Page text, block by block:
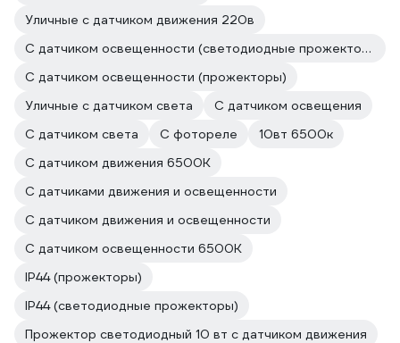
Уличные с датчиком движения 220в
С датчиком освещенности (светодиодные прожекторы)
С датчиком освещенности (прожекторы)
Уличные с датчиком света
С датчиком освещения
С датчиком света
С фотореле
10вт 6500к
С датчиком движения 6500К
С датчиками движения и освещенности
С датчиком движения и освещенности
С датчиком освещенности 6500К
IP44 (прожекторы)
IP44 (светодиодные прожекторы)
Прожектор светодиодный 10 вт с датчиком движения